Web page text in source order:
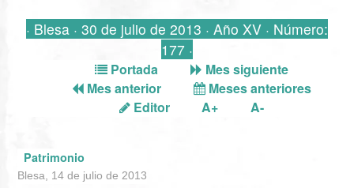
· Blesa · 30 de julio de 2013 · Año XV · Número:
177 ·
Portada
Mes siguiente
Mes anterior
Meses anteriores
Editor
A+ A-
Patrimonio
Blesa, 14 de julio de 2013